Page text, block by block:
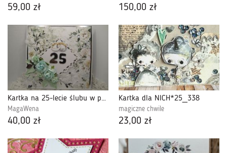
59,00 zł 150,00 zł
Kartka na 25-lecie ślubu w pudełku
MagaWena
40,00 zł
Kartka dla NICH*25_338
magiczne chwile
23,00 zł